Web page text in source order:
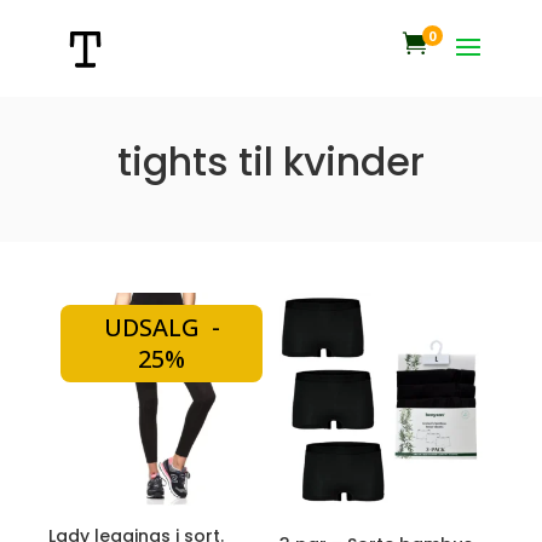
0
tights til kvinder
UDSALG -
25%
Lady leggings i sort.